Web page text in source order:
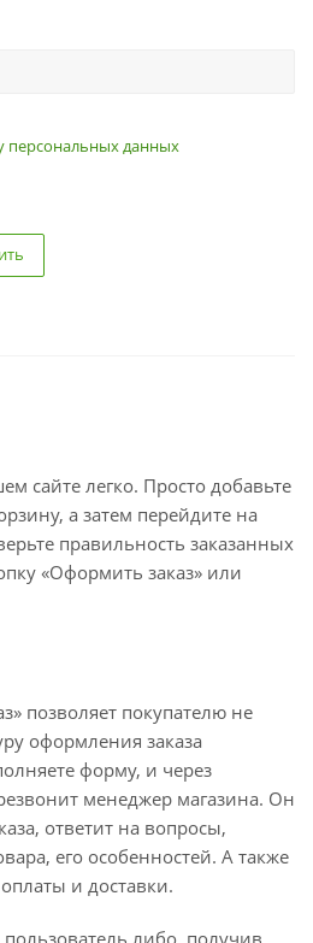
персональных данных
сайте легко. Просто добавьте
а затем перейдите на
правильность заказанных
«Оформить заказ» или
позволяет покупателю не
оформления заказа
форму, и через
менеджер магазина. Он
ответит на вопросы,
его особенностей. А также
и доставки.
пользователь либо, получив